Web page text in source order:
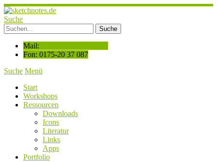
Suche
Mail:
Fon: 0175-20 37 087
Suche Menü
Start
Workshops
Ressourcen
Downloads
Icons
Literatur
Links
Apps
Portfolio